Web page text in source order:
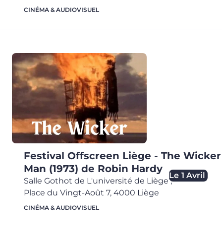
CINÉMA & AUDIOVISUEL
Festival Offscreen Liège - The Wicker
Man (1973) de Robin Hardy
Le 1 Avril
Salle Gothot de L'université de Liège,
Place du Vingt-Août 7, 4000 Liège
CINÉMA & AUDIOVISUEL